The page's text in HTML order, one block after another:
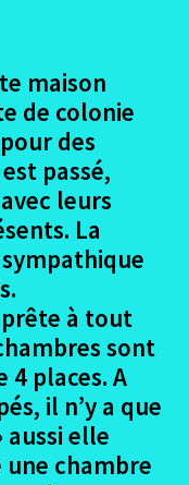
maison
de colonie
des
passé,
leurs
La
prête à tout
sont
places. A
il n’y a que
aussi elle
chambre